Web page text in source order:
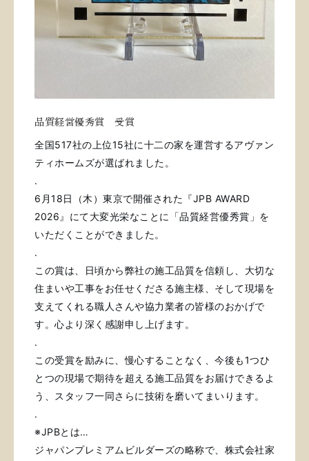
品質経営優秀賞 受賞
全国517社の上位15社に十二の家を運営するアヴァン
ティホームズが選ばれました。
.
6月18日（木）東京で開催された 『JPB AWARD
2026』にて大変光栄なことに「品質経営優秀賞」 を
いただくことができました。
.
この賞は、日頃から弊社の施工品質を信頼し、 大切な
住まいや工事をお任せくださる施主様、 そして現場を
支えてくれる職人さんや協力業者の皆様のおかげで
す。 心より深く感謝申し上げます。
.
この受賞を励みに、慢心することなく、 今後も1つひ
とつの現場で期待を超える施工品質をお届けできるよ
う、
スタッフ一同さらに技術を磨いてまいります。
.
※JPBとは…
ジャパンプレミアムビルダーズの略称で、株式会社家